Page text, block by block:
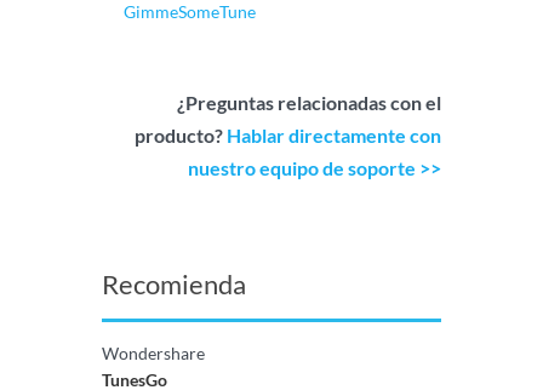
GimmeSomeTune
¿Preguntas relacionadas con el
producto? Hablar directamente con
nuestro equipo de soporte >>
Recomienda
Wondershare
TunesGo